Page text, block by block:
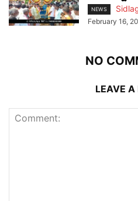
NEWS
February 16,
NO
LEAVE A